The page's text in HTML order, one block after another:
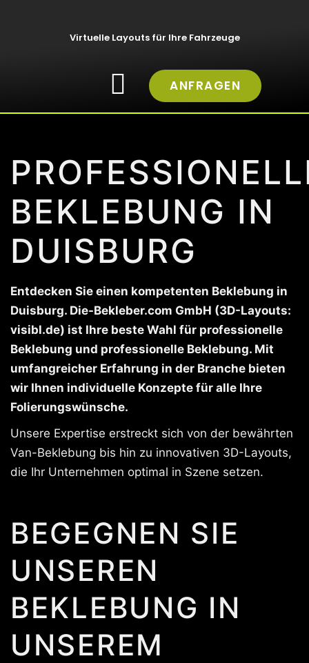
Virtuelle Layouts für Ihre Fahrzeuge
ANFRAGEN
BEKLEBUNG IN
DUISBURG
Entdecken Sie einen kompetenten Beklebung in
Duisburg. Die-Bekleber.com GmbH (3D-Layouts:
visibl.de) ist Ihre beste Wahl für professionelle
Beklebung und professionelle Beklebung. Mit
umfangreicher Erfahrung in der Branche bieten
wir Ihnen individuelle Konzepte für alle Ihre
Folierungswünsche.
Unsere Expertise erstreckt sich von der bewährten
Van-Beklebung bis hin zu innovativen 3D-Layouts,
die Ihr Unternehmen optimal in Szene setzen.
BEGEGNEN SIE
UNSEREN
BEKLEBUNG IN
UNSEREM